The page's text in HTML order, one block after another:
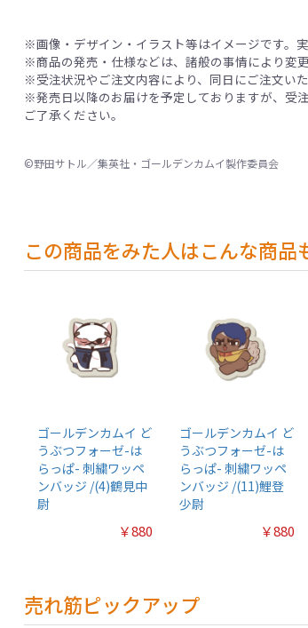
※画像・デザイン・イラスト等はイメージです。
※商品の発売・仕様などは、諸般の事情により変
※受注状況やご注文内容により、同日にご注文い
※発売日以降のお届けを予定しておりますが、受
ご了承ください。
©野田サトル／集英社・ゴールデンカムイ製作委員会
この商品をみた人はこんな商品
ゴールデンカムイ ど
うぶつフォーゼ-は
らっぱ- 刺繍ワッペ
ンバッジ /(4)鶴見中
尉
￥880
ゴールデンカムイ ど
うぶつフォーゼ-は
らっぱ- 刺繍ワッペ
ンバッジ /(11)鯉登
少尉
￥880
売れ筋ピックアップ